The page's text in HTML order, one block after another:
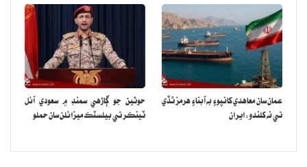
عمان سان معاهدي کانپوءِ به آبناءِ هرمز ٿڏي
تي نه کلندو: ايران
حوثين جو ڳاڙهي سمنڊ ۾ سعودي آئل
ٽينڪر تي بيلسٽڪ ميزائلن سان حملو